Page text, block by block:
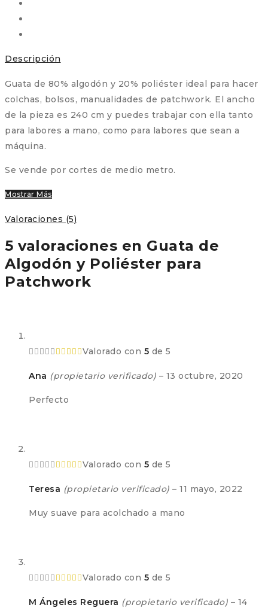
Descripción
Guata de 80% algodón y 20% poliéster ideal para hacer
colchas, bolsos, manualidades de patchwork. El ancho
de la pieza es 240 cm y puedes trabajar con ella tanto
para labores a mano, como para labores que sean a
máquina.
Se vende por cortes de medio metro.
Mostrar Más
Valoraciones (5)
5 valoraciones en Guata de
Algodón y Poliéster para
Patchwork
Valorado con 5 de 5
Ana (propietario verificado) – 13 octubre, 2020
Perfecto
Valorado con 5 de 5
Teresa (propietario verificado) – 11 mayo, 2022
Muy suave para acolchado a mano
Valorado con 5 de 5
M Ángeles Reguera (propietario verificado) – 14